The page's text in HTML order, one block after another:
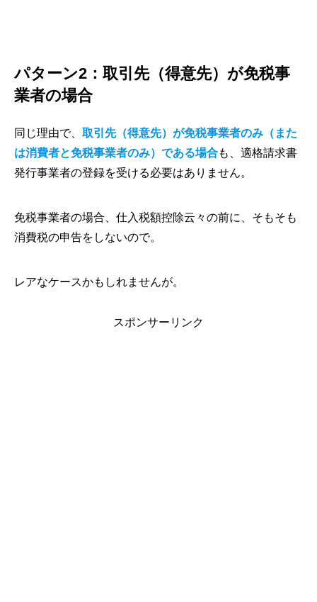
パターン2：取引先（得意先）が免税事
業者の場合
同じ理由で、 取引先（得意先）が免税事業者のみ（また
は消費者と免税事業者のみ）である場合も、適格請求書
発行事業者の登録を受ける必要はありません。
免税事業者の場合、仕入税額控除云々の前に、そもそも
消費税の申告をしないので。
レアなケースかもしれませんが。
スポンサーリンク